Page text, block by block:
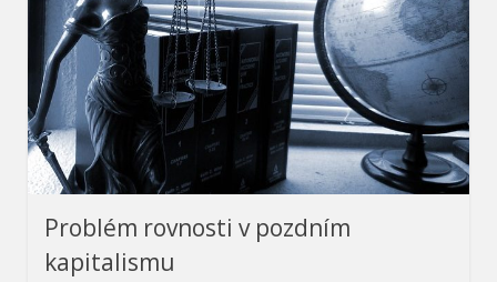
Problém rovnosti v pozdním
kapitalismu